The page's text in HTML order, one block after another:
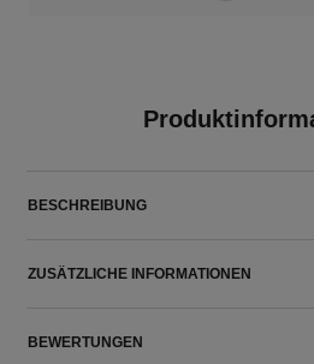
BESCHREIBUNG
ZUSÄTZLICHE INFORMATIONEN
BEWERTUNGEN